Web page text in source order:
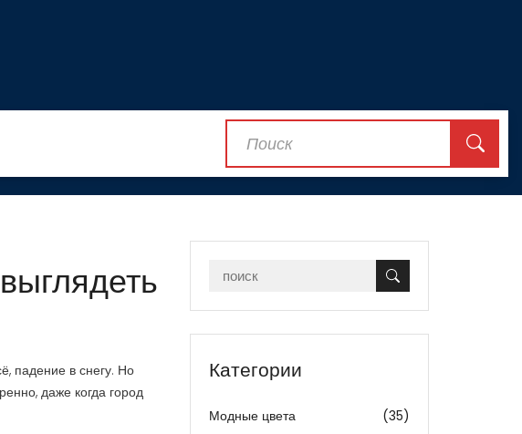
падение в снегу. Но
даже когда город
Категории
Модные цвета (35)